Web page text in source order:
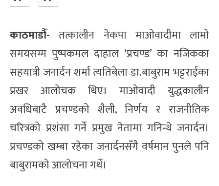
काठमाडौँ-तत्कालीन नेकपा माओवादीमा लामो
समयसम्म पुष्पकमल दाहाल ‘प्रचण्ड’ का नजिकका
सहयात्री जनार्दन शर्मा त्यतिबेला डा.बाबुराम भट्टराईका
प्रखर आलोचक थिए। माओवादी युद्धकालीन
अवधिबाटै प्रचण्डको शैली, निर्णय र राजनीतिक
चरित्रको प्रशंसा गर्ने प्रमुख नेतामा गनिन्थे जनार्दन।
प्रचण्डको खम्बा रहेका जनार्दनसँगै वर्षमान पुनले पनि
बाबुरामको आलोचना गर्थे।